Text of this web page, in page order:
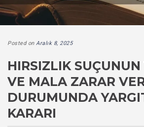
Posted on Aralık 8, 2025
HIRSIZLIK SUÇUNUN
VE MALA ZARAR
DURUMUNDA
KARARI